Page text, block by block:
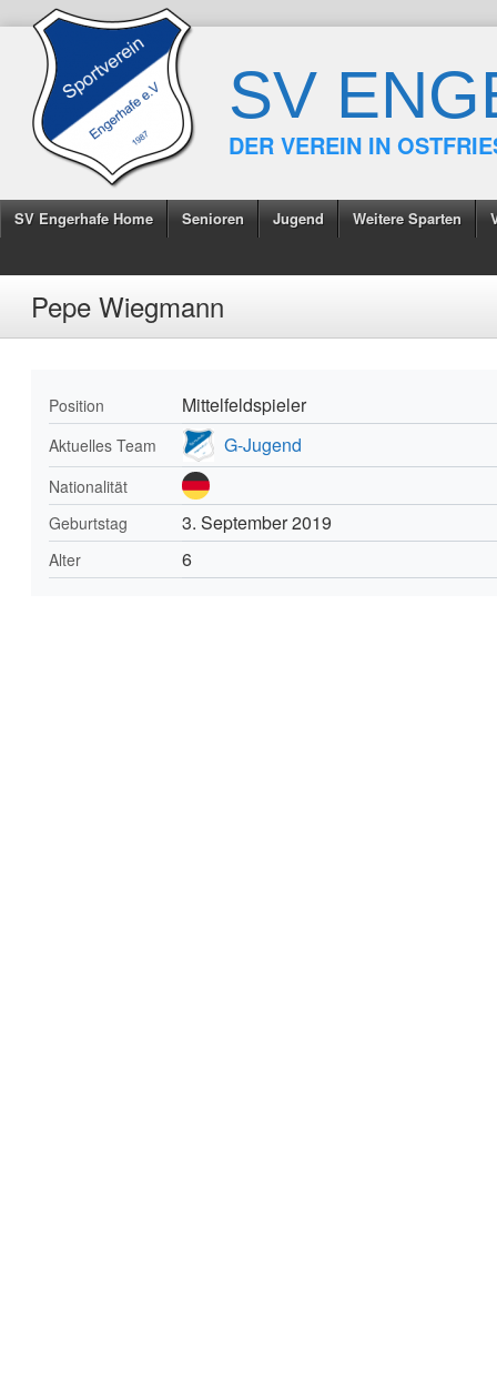
SV
DER VEREIN IN
SV Engerhafe Home Senioren Jugend Weitere Sparten
Pepe Wiegmann
Position Mittelfeldspieler
Aktuelles Team G-Jugend
Nationalität
Geburtstag
3. September 2019
Alter 6